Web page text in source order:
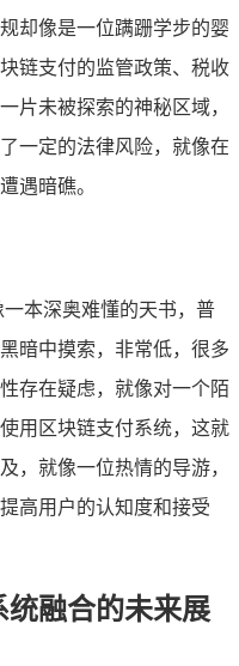
却像是一位蹒跚学步的婴
链支付的监管政策、税收
片未被探索的神秘区域，
一定的法律风险，就像在
遇暗礁。
本深奥难懂的天书，普
暗中摸索，非常低，很多
存在疑虑，就像对一个陌
用区块链支付系统，这就
，就像一位热情的导游，
高用户的认知度和接受
统融合的未来展